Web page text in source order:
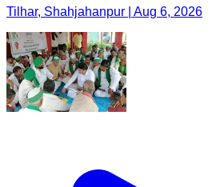
Tilhar, Shahjahanpur | Aug 6, 2026